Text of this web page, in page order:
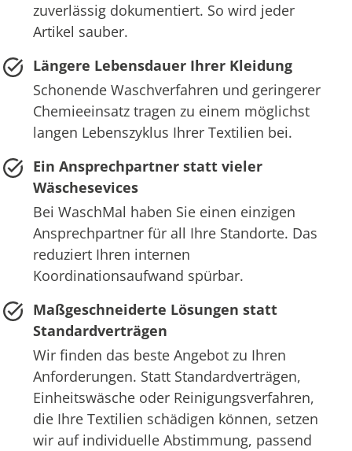
zuverlässig dokumentiert. So wird jeder
Artikel sauber.
Längere Lebensdauer Ihrer Kleidung
Schonende Waschverfahren und geringerer
Chemieeinsatz tragen zu einem möglichst
langen Lebenszyklus Ihrer Textilien bei.
Ein Ansprechpartner statt vieler
Wäschesevices
Bei WaschMal haben Sie einen einzigen
Ansprechpartner für all Ihre Standorte. Das
reduziert Ihren internen
Koordinationsaufwand spürbar.
Maßgeschneiderte Lösungen statt
Standardverträgen
Wir finden das beste Angebot zu Ihren
Anforderungen. Statt Standardverträgen,
Einheitswäsche oder Reinigungsverfahren,
die Ihre Textilien schädigen können, setzen
wir auf individuelle Abstimmung, passend